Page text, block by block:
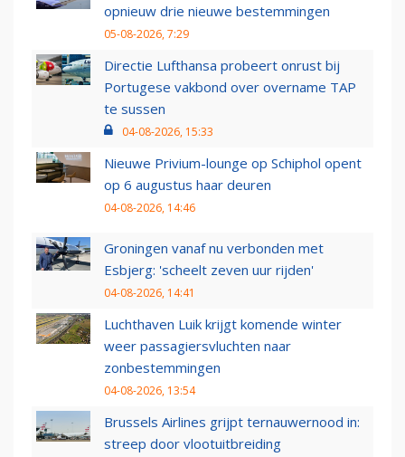
opnieuw drie nieuwe bestemmingen
05-08-2026, 7:29
Directie Lufthansa probeert onrust bij
Portugese vakbond over overname TAP
te sussen
04-08-2026, 15:33
Nieuwe Privium-lounge op Schiphol opent
op 6 augustus haar deuren
04-08-2026, 14:46
Groningen vanaf nu verbonden met
Esbjerg: 'scheelt zeven uur rijden'
04-08-2026, 14:41
Luchthaven Luik krijgt komende winter
weer passagiersvluchten naar
zonbestemmingen
04-08-2026, 13:54
Brussels Airlines grijpt ternauwernood in:
streep door vlootuitbreiding